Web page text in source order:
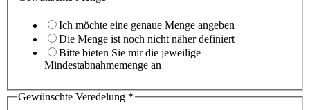
Ich möchte eine genaue Menge angeben
Die Menge ist noch nicht näher definiert
Bitte bieten Sie mir die jeweilige
Mindestabnahmemenge an
Gewünschte Veredelung *